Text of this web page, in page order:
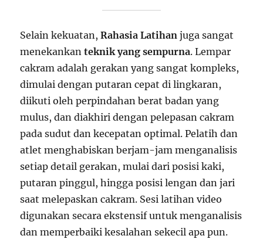
Selain kekuatan,Rahasia Latihan juga sangat
menekankanteknik yang sempurna. Lempar
cakram adalah gerakan yang sangat kompleks,
dimulai dengan putaran cepat di lingkaran,
diikuti oleh perpindahan berat badan yang
mulus, dan diakhiri dengan pelepasan cakram
pada sudut dan kecepatan optimal. Pelatih dan
atlet menghabiskan berjam-jam menganalisis
setiap detail gerakan, mulai dari posisi kaki,
putaran pinggul, hingga posisi lengan dan jari
saat melepaskan cakram. Sesi latihan video
digunakan secara ekstensif untuk menganalisis
dan memperbaiki kesalahan sekecil apa pun.